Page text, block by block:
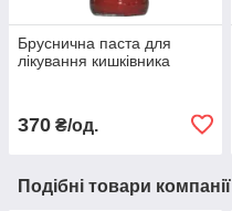
Бруснична паста для
лікування кишківника
370 ₴/од.
Подібні товари компанії